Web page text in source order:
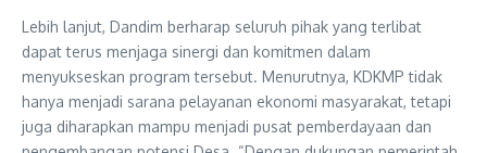
Lebih lanjut, Dandim berharap seluruh pihak yang terlibat
dapat terus menjaga sinergi dan komitmen dalam
menyukseskan program tersebut. Menurutnya, KDKMP tidak
hanya menjadi sarana pelayanan ekonomi masyarakat, tetapi
juga diharapkan mampu menjadi pusat pemberdayaan dan